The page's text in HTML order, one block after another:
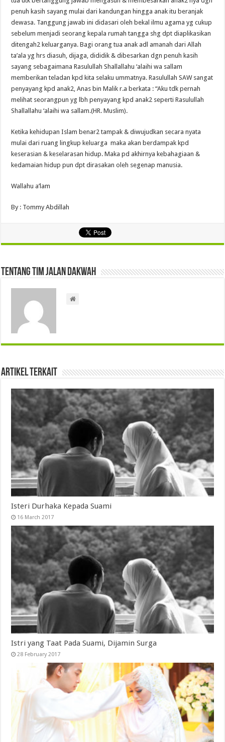
penuh kasih sayang mulai dari kandungan hingga anak itu beranjak
dewasa. Tanggung jawab ini didasari oleh bekal ilmu agama yg cukup
sebelum menjadi seorang kepala rumah tangga shg dpt diaplikasikan
ditengah2 keluarganya. Bagi orang tua anak adl amanah dari Allah
ta’ala yg hrs diasuh, dijaga, dididik & dibesarkan dgn penuh kasih
sayang sebagaimana Rasulullah Shallallahu ‘alaihi wa sallam
memberikan teladan kpd kita selaku ummatnya. Rasulullah SAW sangat
penyayang kpd anak2, Anas bin Malik r.a berkata : “Aku tdk pernah
melihat seorangpun yg lbh penyayang kpd anak2 seperti Rasulullah
Shallallahu ‘alaihi wa sallam.(HR. Muslim).
Ketika kehidupan Islam benar2 tampak & diwujudkan secara nyata
mulai dari ruang lingkup keluarga maka akan berdampak kpd
keserasian & keselarasan hidup. Maka pd akhirnya kebahagiaan &
kedamaian hidup pun dpt dirasakan oleh segenap manusia.
Wallahu a’lam
By : Tommy Abdillah
Tentang Tim Jalan Dakwah
Artikel Terkait
Isteri Durhaka Kepada Suami
16 March 2017
Istri yang Taat Pada Suami, Dijamin Surga
28 February 2017